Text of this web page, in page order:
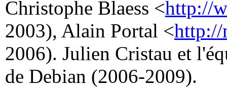
Christophe Blaess <http://
2003), Alain Portal <http://
2006). Julien Cristau et
de Debian (2006-2009).